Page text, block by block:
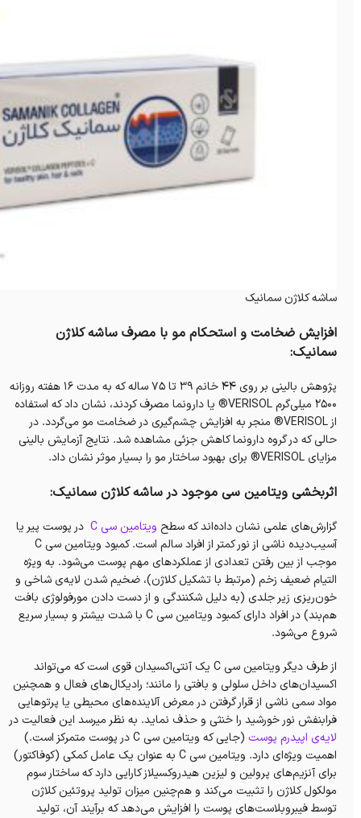
ساشه کلاژن سمانیک
افزایش ضخامت و استحکام مو با مصرف ساشه کلاژن
سمانیک:
پژوهش بالینی بر روی ۴۴ خانم ۳۹ تا ۷۵ ساله که به مدت ۱۶ هفته روزانه
۲۵۰۰ میلی‌گرم VERISOL® يا دارونما مصرف کردند، نشان داد که استفاده
از VERISOL® منجر به افزایش چشم‌گیری در ضخامت مو می‌گردد. در
حالی که در گروه دارونما کاهش جزئی مشاهده شد. نتایج آزمایش بالینی
مزایای VERISOL® برای بهبود ساختار مو را بسیار موثر نشان داد.
اثربخشی ویتامین سی موجود در ساشه کلاژن سمانیک:
گزارش‌های علمی نشان داده‌اند که سطح ویتامین سی C
در پوست پیر یا
آسیب‌دیده ناشی از نور کمتر از افراد سالم است. کمبود ویتامین سی C
موجب از بین رفتن تعدادی از عملکردهای مهم پوست می‌شود. به ویژه
التیام ضعیف زخم (مرتبط با تشکیل کلاژن)، ضخیم شدن لایه‌ی شاخی و
خون‌ریزی زیر جلدی (به دلیل شکنندگی و از دست دادن مورفولوژی بافت
هم‌بند) در افراد دارای کمبود ویتامین سی C با شدت بیشتر و بسیار سریع
شروع می‌شود.
از طرف دیگر ویتامین سی C یک آنتی‌اکسیدان قوی است که می‌تواند
اکسیدان‌های داخل سلولی و بافتی را مانند؛ رادیکال‌های فعال و همچنین
مواد سمی ناشی از قرار گرفتن در معرض آلاینده‌های محیطی یا پرتوهایی
فرابنفش نور خورشید را خنثی و حذف نماید. به نظر میرسد این فعالیت در
لایه‌ی اپیدرم پوست
(جایی که ویتامین سی C در پوست متمرکز است.)
اهمیت ویژه‌ای دارد. ویتامین سی C به عنوان یک عامل کمکی (کوفاکتور)
برای آنزیم‌های پرولین و لیزین هیدروکسیلاز کارایی دارد که ساختار سوم
مولکول کلاژن را تثبیت می‌کند و هم‌چنین میزان تولید پروتئین کلاژن
توسط فیبروبلاست‌های پوست را افزایش می‌دهد که برآیند آن، تولید